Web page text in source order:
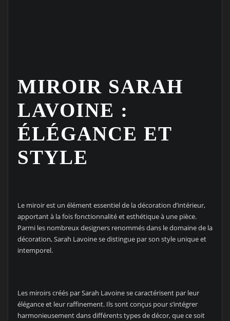
MIROIR SARAH
LAVOINE :
ÉLÉGANCE ET
STYLE
Le miroir est un élément essentiel de la décoration d’intérieur,
apportant à la fois fonctionnalité et esthétique à une pièce.
Parmi les nombreux designers renommés dans le domaine de la
décoration, Sarah Lavoine se distingue par son style unique et
intemporel.
Les miroirs créés par Sarah Lavoine se caractérisent par leur
élégance et leur raffinement. Ils sont conçus pour s’intégrer
harmonieusement dans différents types de décor, que ce soit